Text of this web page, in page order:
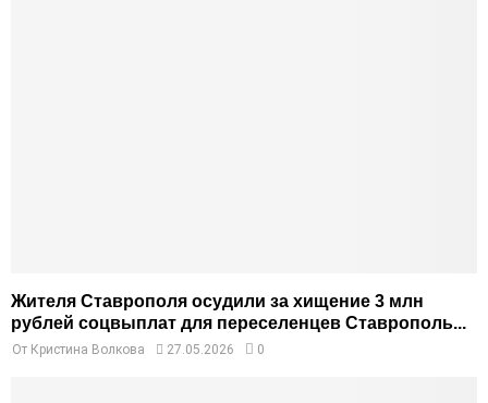
Жителя Ставрополя осудили за хищение 3 млн
рублей соцвыплат для переселенцев Ставрополь...
От Кристина Волкова 27.05.2026 0